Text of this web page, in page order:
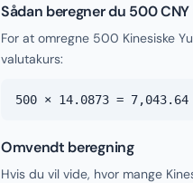
Sådan beregner du 500 CNY
For at omregne 500 Kinesiske
valutakurs:
500 × 14.0873 = 7,043.64
Omvendt beregning
Hvis du vil vide, hvor mange